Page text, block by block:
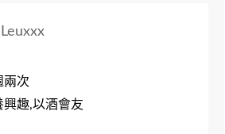
Leuxxx
兩次
趣,以酒會友